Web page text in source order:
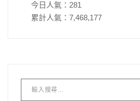
今日人氣： 281
累計人氣： 7,468,177